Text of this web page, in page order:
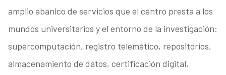
amplio abanico de servicios que el centro presta a los
mundos universitarios y el entorno de la investigación:
supercomputación, registro telemático, repositorios,
almacenamiento de datos, certificación digital,